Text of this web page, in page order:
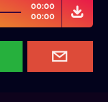
00:00
00:00